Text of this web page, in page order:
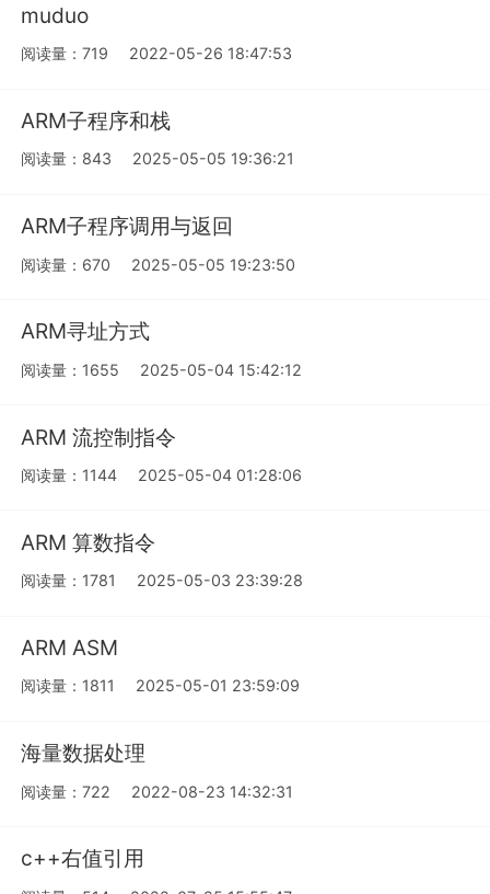
muduo
阅读量：719 2022-05-26 18:47:53
ARM子程序和栈
阅读量：843 2025-05-05 19:36:21
ARM子程序调用与返回
阅读量：670 2025-05-05 19:23:50
ARM寻址方式
阅读量：1655 2025-05-04 15:42:12
ARM 流控制指令
阅读量：1144 2025-05-04 01:28:06
ARM 算数指令
阅读量：1781 2025-05-03 23:39:28
ARM ASM
阅读量：1811 2025-05-01 23:59:09
海量数据处理
阅读量：722 2022-08-23 14:32:31
c++右值引用